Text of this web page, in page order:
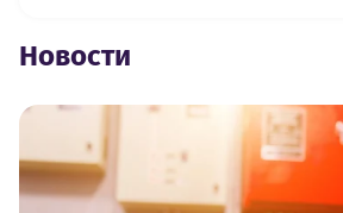
Новости